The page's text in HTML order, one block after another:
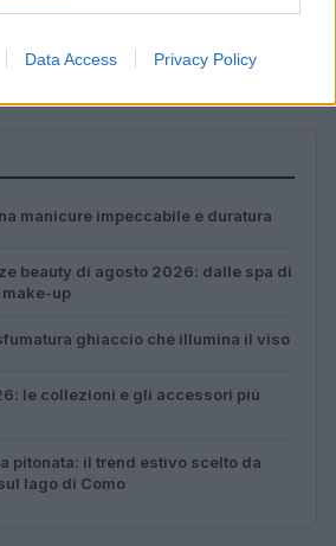
Data Access Privacy Policy
può essere la vera
manicure impeccabile e duratura
beauty di agosto 2026: dalle spa di
up
ghiaccio che illumina il viso
le collezioni e gli accessori più
pitonata: il trend estivo scelto da
lago di Como